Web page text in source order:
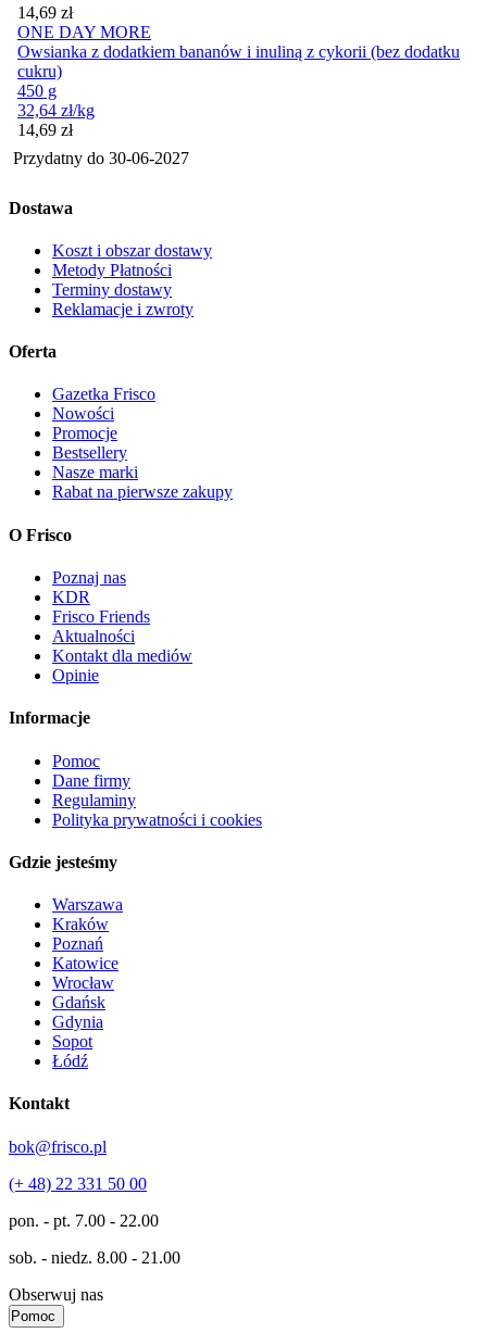
Cena
14,69 zł
ONE DAY MORE
Owsianka z dodatkiem bananów i inuliną z cykorii (bez dodatku
cukru)
450 g
32,64 zł/kg
Cena
14,69 zł
Przydatny do 30-06-2027
Dostawa
Koszt i obszar dostawy
Metody Płatności
Terminy dostawy
Reklamacje i zwroty
Oferta
Gazetka Frisco
Nowości
Promocje
Bestsellery
Nasze marki
Rabat na pierwsze zakupy
O Frisco
Poznaj nas
KDR
Frisco Friends
Aktualności
Kontakt dla mediów
Opinie
Informacje
Pomoc
Dane firmy
Regulaminy
Polityka prywatności i cookies
Gdzie jesteśmy
Warszawa
Kraków
Poznań
Katowice
Wrocław
Gdańsk
Gdynia
Sopot
Łódź
Kontakt
bok@frisco.pl
(+ 48) 22 331 50 00
pon. - pt. 7.00 - 22.00
sob. - niedz. 8.00 - 21.00
Obserwuj nas
Pomoc